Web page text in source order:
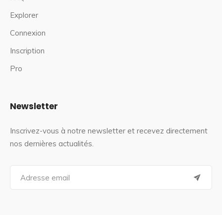
Explorer
Connexion
Inscription
Pro
Newsletter
Inscrivez-vous à notre newsletter et recevez directement
nos dernières actualités.
a